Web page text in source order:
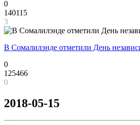
0
140115
3
В Сомалилэнде отметили День
0
125466
0
2018-05-15